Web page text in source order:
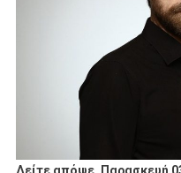
Δείτε απόψε, Παρασκευή